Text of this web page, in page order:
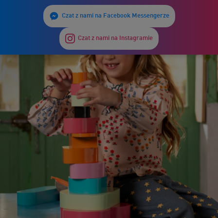
Czat z nami na Facebook Messengerze
Czat z nami na Instagramie